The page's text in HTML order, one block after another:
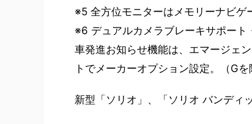
※5 全方位モニターはメモリーナビゲ
※6 デュアルカメラブレーキサポー
車発進お知らせ機能は、エマージェ
トでメーカーオプション設定。（Gを
新型「ソリオ」、「ソリオ バンディ